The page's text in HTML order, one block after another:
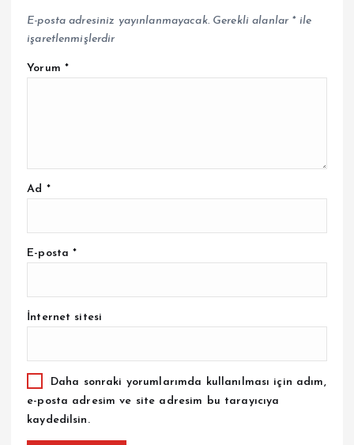
E-posta adresiniz yayınlanmayacak. Gerekli alanlar *ile
işaretlenmişlerdir
Yorum *
Ad *
E-posta*
İnternet sitesi
Daha sonraki yorumlarımda kullanılması için adım,
e-posta adresim ve site adresim bu tarayıcıya
kaydedilsin.